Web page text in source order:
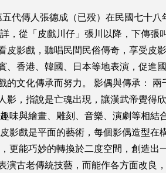
代傳人張德成（已殁）在民國七十
，從「皮戲川仔」張川以降，下傳張
影戲，聽唱民間民俗傳奇，享受皮
香港、韓國、日本等地表演，促進
文化傳承而努力。 影偶與傳承：
，指說是亡魂出現，讓漢武帝覺得
味與繪畫、雕刻、音樂、演劇等相結
影戲是平面的藝術，每個影偶造型在
能巧妙的轉換於二度空間，創造出
古老傳統技藝，而能作各方面改良